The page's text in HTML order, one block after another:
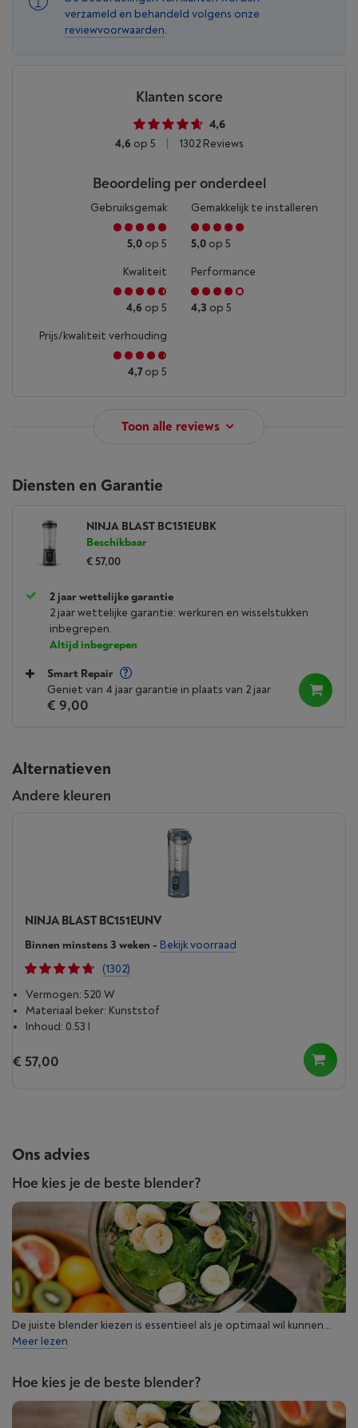
verzameld en behandeld volgens onze
reviewvoorwaarden.
Klanten score
4,6
4,6 op 5 1302 Reviews
Beoordeling per onderdeel
Gebruiksgemak
5,0 op 5
Gemakkelijk te installeren
5,0 op 5
Kwaliteit
4,6 op 5
Performance
4,3 op 5
Prijs/kwaliteit verhouding
4,7op 5
Toon alle reviews
Diensten en Garantie
NINJA BLAST BC151EUBK
Beschikbaar
€ 57,00
2 jaar wettelijke garantie
2 jaar wettelijke garantie: werkuren en wisselstukken
inbegrepen.
Altijd inbegrepen
Smart Repair
Geniet van 4 jaar garantie in plaats van 2 jaar
€ 9,00
Alternatieven
Andere kleuren
NINJA BLAST BC151EUNV
Binnen minstens 3 weken - Bekijk voorraad
(1302)
Vermogen: 520 W
Materiaal beker: Kunststof
Inhoud: 0.53 l
€ 57,00
Ons advies
Hoe kies je de beste blender?
De juiste blender kiezen is essentieel als je optimaal wil kunnen...
Meer lezen
Hoe kies je de beste blender?